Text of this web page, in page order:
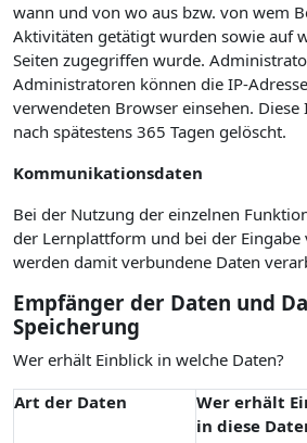
wann und von wo aus bzw. von wem
Aktivitäten getätigt wurden sowie auf
Seiten zugegriffen wurde.
Administratoren können die IP-
verwendeten Browser einsehen.
nach spätestens 365 Tagen gelöscht.
Kommunikationsdaten
Bei der Nutzung der einzelnen
der Lernplattform und bei der Eingabe
werden damit verbundene Daten
Empfänger der Daten und
Speicherung
Wer erhält Einblick in welche Daten?
Art der Daten
Wer erhält
in diese